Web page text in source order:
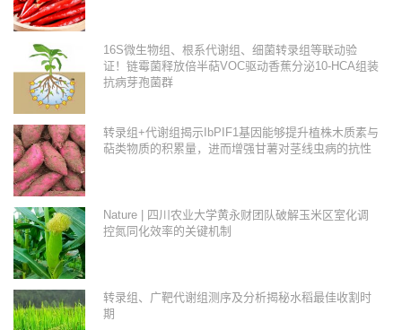
16S微生物组、根系代谢组、细菌转录组等联动验
证！链霉菌释放倍半萜VOC驱动香蕉分泌10-HCA组装
抗病芽孢菌群
转录组+代谢组揭示IbPIF1基因能够提升植株木质素与
萜类物质的积累量，进而增强甘薯对茎线虫病的抗性
Nature | 四川农业大学黄永财团队破解玉米区室化调
控氮同化效率的关键机制
转录组、广靶代谢组测序及分析揭秘水稻最佳收割时
期